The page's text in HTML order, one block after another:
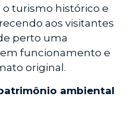
turismo histórico e
aos visitantes
perto uma
funcionamento e
original.
ambiental